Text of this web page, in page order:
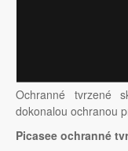
Ochranné tvrzené
dokonalou ochranou
Picasee ochranné